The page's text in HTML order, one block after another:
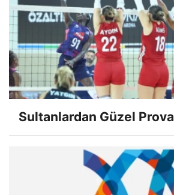
Sultanlardan Güzel Prova